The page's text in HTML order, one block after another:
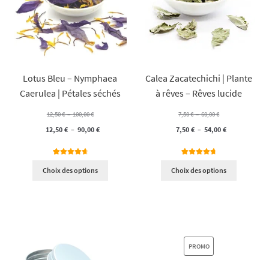
Lotus Bleu – Nymphaea
Caerulea | Pétales séchés
12,50€–100,00€Plage
de
à
12,50 € – 90,00 €Plage
sur 5 basé
Choix des options
Calea Zacatechichi | Plante
à rêves – Rêves lucide
7,50€–60,00€Plage
de
à
7,50 € – 54,00 €Plage
7,50 €
sur 5 basé
Choix des options
PROMOPRODUIT